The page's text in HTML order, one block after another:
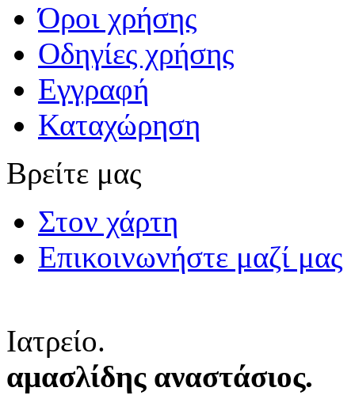
Όροι χρήσης
Οδηγίες χρήσης
Εγγραφή
Καταχώρηση
Βρείτε μας
Στον χάρτη
Επικοινωνήστε μαζί μας
Ιατρείο.
αμασλίδης αναστάσιος.